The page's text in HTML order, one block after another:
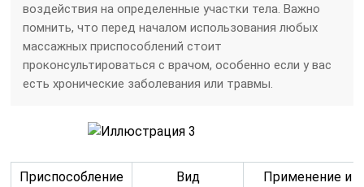
воздействия на определенные участки тела. Важно
помнить, что перед началом использования любых
массажных приспособлений стоит
проконсультироваться с врачом, особенно если у вас
есть хронические заболевания или травмы.
Приспособление
Вид
Применение и